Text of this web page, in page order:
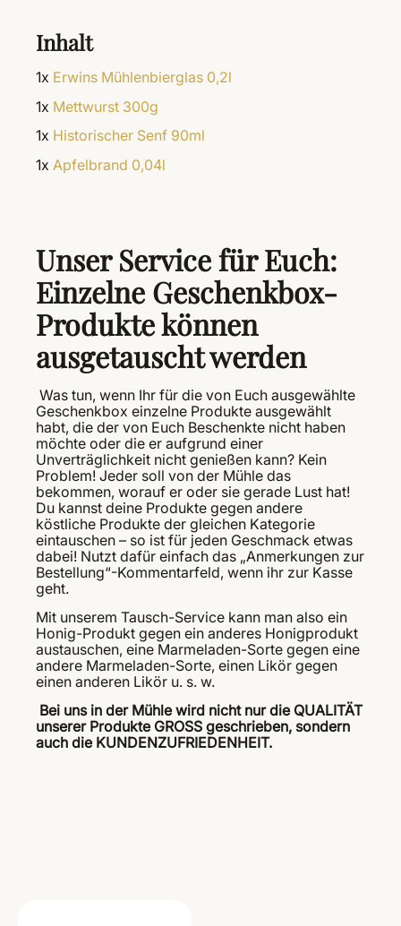
Inhalt
1x Erwins Mühlenbierglas 0,2l
1x Mettwurst 300g
1x Historischer Senf 90ml
1x Apfelbrand 0,04l
Unser Service für Euch:
Einzelne Geschenkbox-
Produkte können
ausgetauscht werden
Was tun, wenn Ihr für die von Euch ausgewählte
Geschenkbox einzelne Produkte ausgewählt
habt, die der von Euch Beschenkte nicht haben
möchte oder die er aufgrund einer
Unverträglichkeit nicht genießen kann? Kein
Problem! Jeder soll von der Mühle das
bekommen, worauf er oder sie gerade Lust hat!
Du kannst deine Produkte gegen andere
köstliche Produkte der gleichen Kategorie
eintauschen – so ist für jeden Geschmack etwas
dabei! Nutzt dafür einfach das „Anmerkungen zur
Bestellung“-Kommentarfeld, wenn ihr zur Kasse
geht.
Mit unserem Tausch-Service kann man also ein
Honig-Produkt gegen ein anderes Honigprodukt
austauschen, eine Marmeladen-Sorte gegen eine
andere Marmeladen-Sorte, einen Likör gegen
einen anderen Likör u. s. w.
Bei uns in der Mühle wird nicht nur die QUALITÄT
unserer Produkte GROSS geschrieben, sondern
auch die KUNDENZUFRIEDENHEIT.